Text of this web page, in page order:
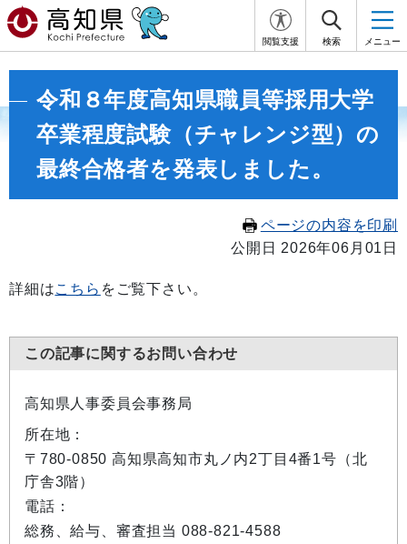
閲覧支援 検索 メニュー
令和８年度高知県職員等採用大学
卒業程度試験（チャレンジ型）の
最終合格者を発表しました。
ページの内容を印刷
公開日 2026年06月01日
詳細はこちら をご覧下さい。
この記事に関するお問い合わせ
高知県人事委員会事務局
所在地：
〒780-0850 高知県高知市丸ノ内2丁目4番1号（北
庁舎3階）
電話：
総務、給与、審査担当 088-821-4588